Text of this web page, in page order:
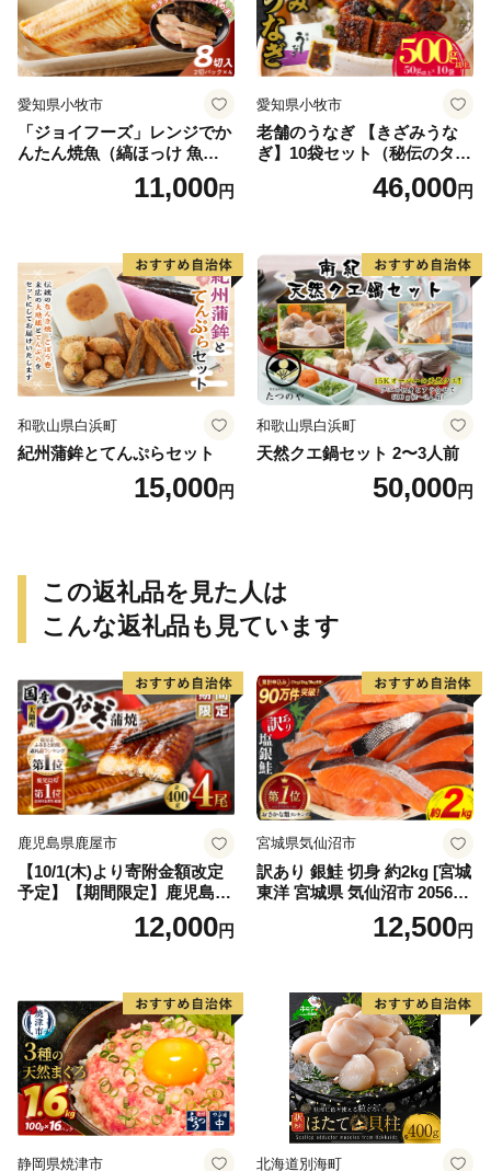
愛知県小牧市
「ジョイフーズ」レンジでか
んたん焼魚（縞ほっけ 魚醤
11,000円
愛知県小牧市
老舗のうなぎ 【きざみうな
ぎ】10袋セット（秘伝のタレ
46,000円
和歌山県白浜町
紀州蒲鉾とてんぷらセット
15,000円
和歌山県白浜町
天然クエ鍋セット 2〜3人前
50,000円
この返礼品を見た人は
こんな返礼品も見ています
鹿児島県鹿屋市
【10/1(木)より寄附金額改定
予定】【期間限定】鹿児島県
大隅産うなぎ蒲焼4尾（400
g） KN007-02312,000円
宮城県気仙沼市
訳あり 銀鮭 切身 約2kg [宮城
東洋 宮城県 気仙沼市 205649
91] 鮭 魚介類 海鮮 訳アリ 規
格外 不揃い さけ サケ 鮭切身
切り身 魚 わけあり
12,500円
静岡県焼津市 北海道別海町